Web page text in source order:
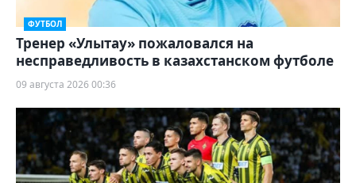
ФУТБОЛ
Тренер «Улытау» пожаловался на
несправедливость в казахстанском футболе
09 августа 2026 00:36